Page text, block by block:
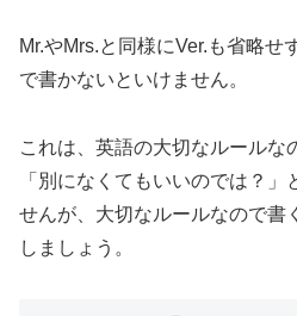
Mr.やMrs.と同様にVer.も省略せ
で書かないといけません。
これは、英語の大切なルールな
「別になくてもいいのでは？」
せんが、大切なルールなので書
しましょう。